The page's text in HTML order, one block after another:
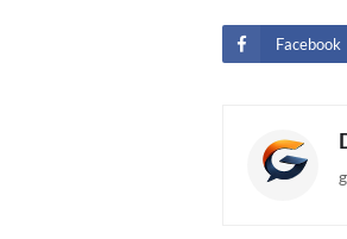
Facebook